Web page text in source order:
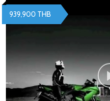
939,900 THB